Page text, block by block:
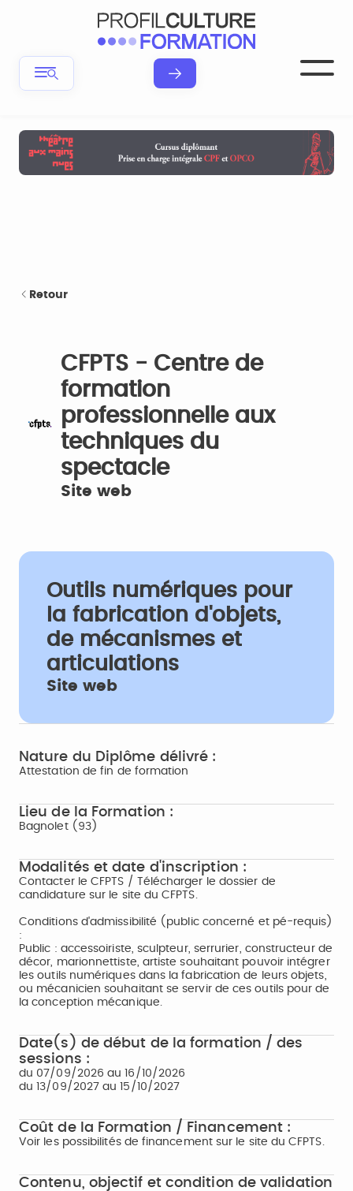
Retour
CFPTS - Centre de
formation
professionnelle aux
techniques du
spectacle
Site web
Outils numériques pour
la fabrication d'objets,
de mécanismes et
articulations
Site web
Nature du Diplôme délivré :
Attestation de fin de formation
Lieu de la Formation :
Bagnolet (93)
Modalités et date d'inscription :
Contacter le CFPTS / Télécharger le dossier de
candidature sur le site du CFPTS.
Conditions d'admissibilité (public concerné et pé-requis)
:
Public : accessoiriste, sculpteur, serrurier, constructeur de
décor, marionnettiste, artiste souhaitant pouvoir intégrer
les outils numériques dans la fabrication de leurs objets,
ou mécanicien souhaitant se servir de ces outils pour de
la conception mécanique.
Date(s) de début de la formation / des
sessions :
du 07/09/2026 au 16/10/2026
du 13/09/2027 au 15/10/2027
Coût de la Formation / Financement :
Voir les possibilités de financement sur le site du CFPTS.
Contenu, objectif et condition de validation